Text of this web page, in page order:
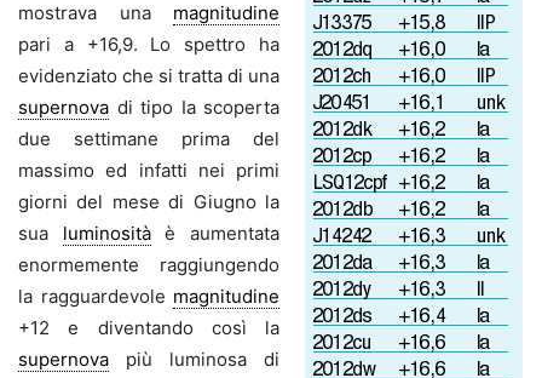
mostrava una magnitudine
pari a +16,9. Lo spettro ha
evidenziato che si tratta di una
supernova di tipo Ia scoperta
due settimane prima del
massimo ed infatti nei primi
giorni del mese di Giugno la
sua luminositàè aumentata
enormemente raggiungendo
la ragguardevole magnitudine
+12 e diventando così la
supernova più luminosa di